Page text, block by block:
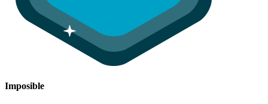
Imposible